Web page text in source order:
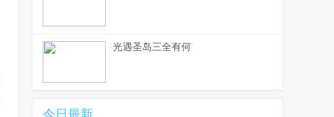
光遇圣岛三全有何
今日最新